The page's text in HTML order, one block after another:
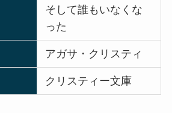
そして誰もいなくな
った
アガサ・クリスティ
クリスティー文庫